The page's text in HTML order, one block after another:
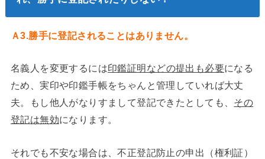
Ａ3.勝手に登記されることはありません。
名義人を変更するには印鑑証明などの提出も必要になる
ため、実印や印鑑手帳をちゃんと管理していれば大丈
夫。もし他人がなりすまして登記できたとしても、 その
登記は無効になります。
それでも不安な場合は、不正登記防止の申出（権利証）